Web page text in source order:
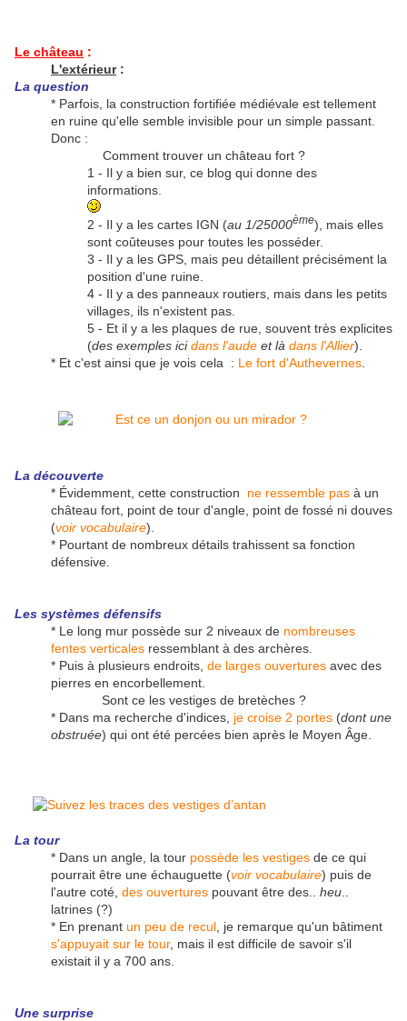
Le château :
L'extérieur:
La question
* Parfois, la construction fortifiée médiévale est tellement
en ruine qu'elle semble invisible pour un simple passant.
Donc :
Comment trouver un château fort ?
1 - Il y a bien sur, ce blog qui donne des
informations.
2 - Il y a les cartes IGN (au 1/25000ème), mais elles
sont coûteuses pour toutes les posséder.
3 - Il y a les GPS, mais peu détaillent précisément la
position d'une ruine.
4 - Il y a des panneaux routiers, mais dans les petits
villages, ils n'existent pas.
5 - Et il y a les plaques de rue, souvent très explicites
(des exemples icidans l'aude et là dans l'Allier).
* Et c'est ainsi que je vois cela : Le fort d'Authevernes
La découverte
* Évidemment, cette construction ne ressemble pas à un
château fort, point de tour d'angle, point de fossé ni douves
(voir vocabulaire).
* Pourtant de nombreux détails trahissent sa fonction
défensive.
Les systèmes défensifs
* Le long mur possède sur 2 niveaux de nombreuses
fentes verticales ressemblant à des archères.
* Puis à plusieurs endroits, de larges ouvertures avec des
pierres en encorbellement.
Sont ce les vestiges de bretèches ?
* Dans ma recherche d'indices, je croise 2 portes (dont une
obstruée) qui ont été percées bien après le Moyen Âge.
La tour
* Dans un angle, la tour possède les vestiges de ce qui
pourrait être une échauguette (voir vocabulaire) puis de
l'autre coté, des ouvertures pouvant être des.. heu
latrines (?)
* En prenant un peu de recul , je remarque qu'un bâtiment
s'appuyait sur le tour, mais il est difficile de savoir s'il
existait il y a 700 ans.
Une surprise